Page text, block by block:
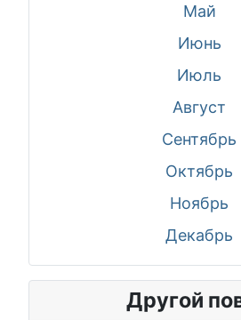
Май
Июнь
Июль
Август
Сентябрь
Октябрь
Ноябрь
Декабрь
Другой